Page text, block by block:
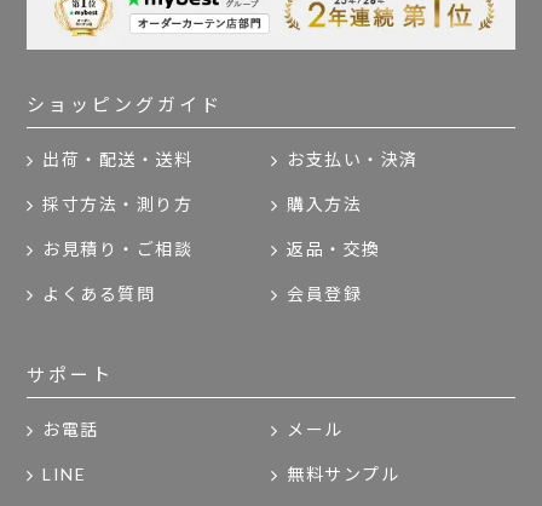
ショッピングガイド
出荷・配送・送料 お支払い・決済
採寸方法・測り方 購入方法
お見積り・ご相談 返品・交換
よくある質問 会員登録
サポート
お電話 メール
LINE 無料サンプル